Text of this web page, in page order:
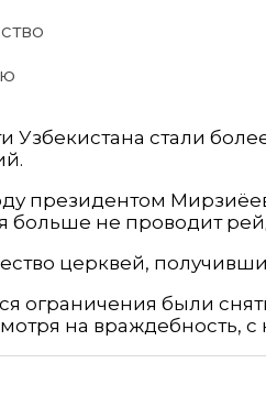
Узбекистана стали
президентом
больше не проводит
церквей,
ограничения были
на враждебность, с